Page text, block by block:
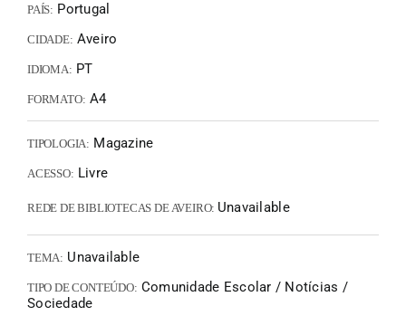
PAÍS: Portugal
CIDADE: Aveiro
IDIOMA: PT
FORMATO: A4
TIPOLOGIA: Magazine
ACESSO: Livre
REDE DE BIBLIOTECAS DE AVEIRO: Unavailable
TEMA: Unavailable
TIPO DE CONTEÚDO: Comunidade Escolar / Notícias /
Sociedade